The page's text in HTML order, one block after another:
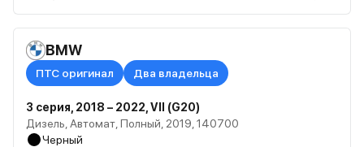
BMW
ПТС оригинал Два владельца
3 серия, 2018 – 2022, VII (G20)
Дизель, Автомат, Полный, 2019, 140700
Черный